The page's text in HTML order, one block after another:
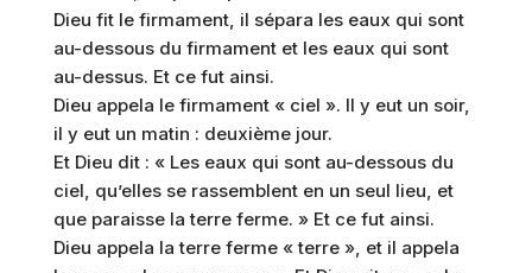
Dieu fit le firmament, il sépara les eaux qui sont
au-dessous du firmament et les eaux qui sont
au-dessus. Et ce fut ainsi.
Dieu appela le firmament « ciel ». Il y eut un soir,
il y eut un matin : deuxième jour.
Et Dieu dit : « Les eaux qui sont au-dessous du
ciel, qu’elles se rassemblent en un seul lieu, et
que paraisse la terre ferme. » Et ce fut ainsi.
Dieu appela la terre ferme « terre », et il appela